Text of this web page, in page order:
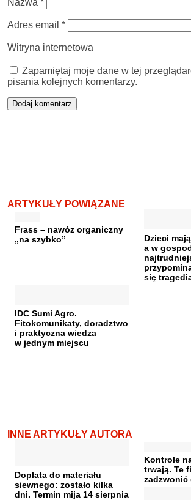
Nazwa *
Adres email *
Witryna internetowa
Zapamiętaj moje dane w tej
pisania kolejnych komentarzy.
ARTYKUŁY POWIĄZANE
Frass – nawóz organiczny
„na szybko”
Dzieci
a w
się
IDC Sumi Agro.
Fitokomunikaty, doradztwo
i praktyczna wiedza
w jednym miejscu
INNE ARTYKUŁY AUTORA
Dopłata do materiału
siewnego: zostało kilka
dni. Termin mija 14 sierpnia
Kontrole
trwają. Te
zadzwonić